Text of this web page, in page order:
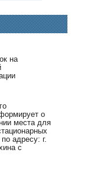
на
о
места для
адресу: г.
с